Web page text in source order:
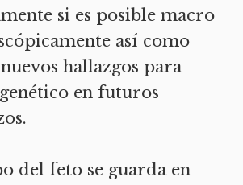
si es posible macro
así como
hallazgos para
en futuros
del feto se guarda en